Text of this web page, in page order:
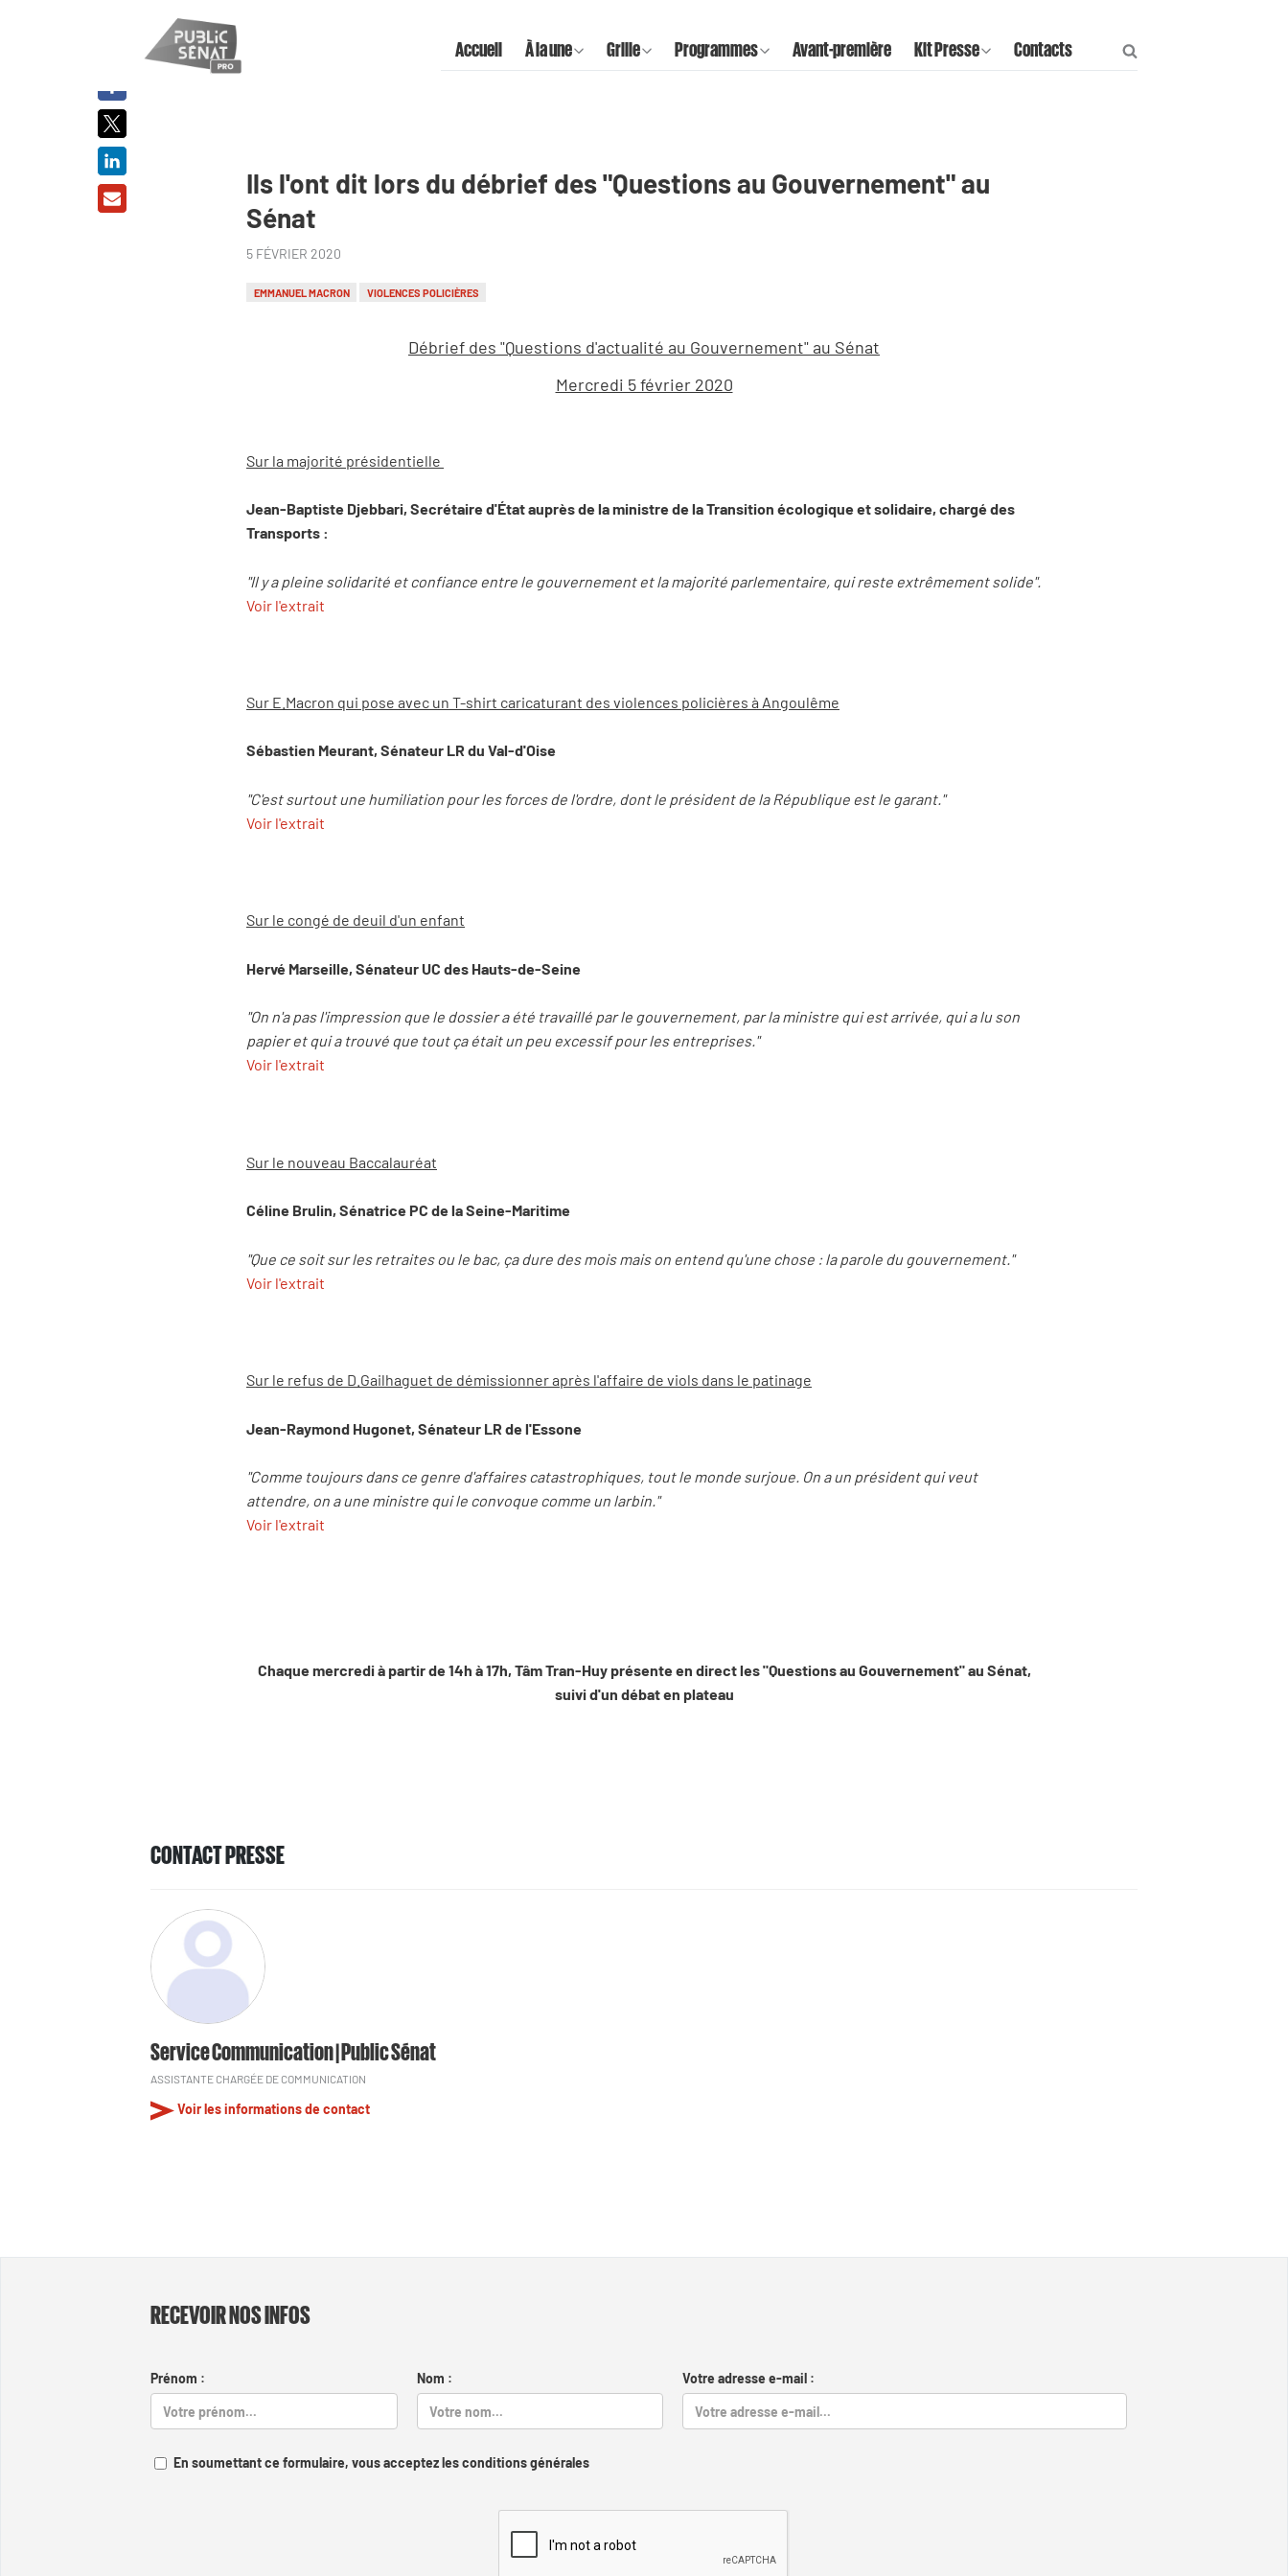
Accueil À la une Grille Programmes Avant-première Kit Presse Contacts
Ils l'ont dit lors du débrief des "Questions au Gouvernement" au
Sénat
5 FÉVRIER 2020
EMMANUEL MACRON VIOLENCES POLICIÈRES
Débrief des "Questions d'actualité au Gouvernement" au Sénat
Mercredi 5 février 2020
Sur la majorité présidentielle
Jean-Baptiste Djebbari, Secrétaire d'État auprès de la ministre de la Transition écologique et solidaire, chargé des
Transports :
"Il y a pleine solidarité et confiance entre le gouvernement et la majorité parlementaire, qui reste extrêmement solide".
Voir l'extrait
Sur E.Macron qui pose avec un T-shirt caricaturant des violences policières à Angoulême
Sébastien Meurant, Sénateur LR du Val-d'Oise
"C'est surtout une humiliation pour les forces de l'ordre, dont le président de la République est le garant."
Voir l'extrait
Sur le congé de deuil d'un enfant
Hervé Marseille, Sénateur UC des Hauts-de-Seine
"On n'a pas l'impression que le dossier a été travaillé par le gouvernement, par la ministre qui est arrivée, qui a lu son
papier et qui a trouvé que tout ça était un peu excessif pour les entreprises."
Voir l'extrait
Sur le nouveau Baccalauréat
Céline Brulin, Sénatrice PC de la Seine-Maritime
"Que ce soit sur les retraites ou le bac, ça dure des mois mais on entend qu'une chose : la parole du gouvernement."
Voir l'extrait
Sur le refus de D.Gailhaguet de démissionner après l'affaire de viols dans le patinage
Jean-Raymond Hugonet, Sénateur LR de l'Essone
"Comme toujours dans ce genre d'affaires catastrophiques, tout le monde surjoue. On a un président qui veut
attendre, on a une ministre qui le convoque comme un larbin."
Voir l'extrait
Chaque mercredi à partir de 14h à 17h, Tâm Tran-Huy présente en direct les "Questions au Gouvernement" au Sénat,
suivi d'un débat en plateau
CONTACT PRESSE
Service Communication | Public Sénat
ASSISTANTE CHARGÉE DE COMMUNICATION
Voir les informations de contact
RECEVOIR NOS INFOS
Prénom : Nom : Votre adresse e-mail :
En soumettant ce formulaire, vous acceptez les conditions générales